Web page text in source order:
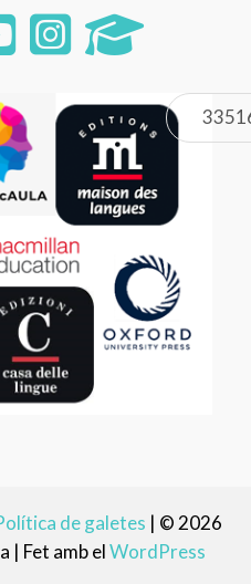
de galetes | © 2026
| Fet amb elWordPress